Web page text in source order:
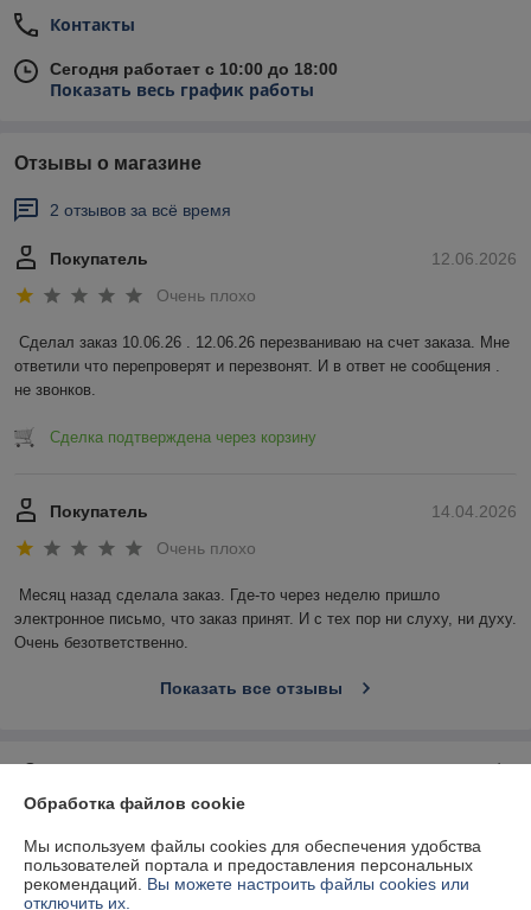
Контакты
Сегодня работает с 10:00 до 18:00
Показать весь график работы
Отзывы о магазине
2 отзывов за всё время
12.06.2026
Покупатель
Очень плохо
Сделал заказ 10.06.26 . 12.06.26 перезваниваю на счет заказа. Мне
ответили что перепроверят и перезвонят. И в ответ не сообщения .
не звонков.
Сделка подтверждена через корзину
14.04.2026
Покупатель
Очень плохо
Месяц назад сделала заказ. Где-то через неделю пришло
электронное письмо, что заказ принят. И с тех пор ни слуху, ни духу.
Очень безответственно.
Показать все отзывы
О нас
Доставка и оплата
Обработка файлов cookie
Мы используем файлы cookies для обеспечения удобства
пользователей портала и предоставления персональных
рекомендаций. Вы можете настроить файлы cookies или
отключить их.